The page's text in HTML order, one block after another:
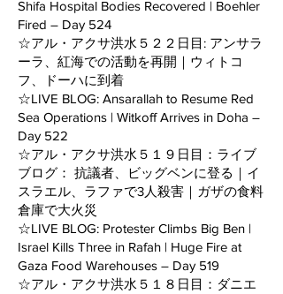
Shifa Hospital Bodies Recovered | Boehler
Fired – Day 524
☆アル・アクサ洪水５２２日目: アンサラ
ーラ、紅海での活動を再開｜ウィトコ
フ、ドーハに到着
☆LIVE BLOG: Ansarallah to Resume Red
Sea Operations | Witkoff Arrives in Doha –
Day 522
☆アル・アクサ洪水５１９日目：ライブ
ブログ： 抗議者、ビッグベンに登る｜イ
スラエル、ラファで3人殺害｜ガザの食料
倉庫で大火災
☆LIVE BLOG: Protester Climbs Big Ben |
Israel Kills Three in Rafah | Huge Fire at
Gaza Food Warehouses – Day 519
☆アル・アクサ洪水５１８日目：ダニエ